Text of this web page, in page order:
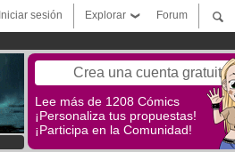
Forum
Explorar
Iniciar sesión
Crea una cuenta gratuita
Lee más de 1208 Cómics
¡Personaliza tus propuestas!
¡Participa en la Comunidad!